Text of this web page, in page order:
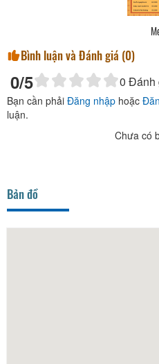
Bình luận và Đánh giá (0)
0/5 0 Đánh
Bạn cần phải Đăng nhập hoặc
luận.
Chưa có
Bản đồ